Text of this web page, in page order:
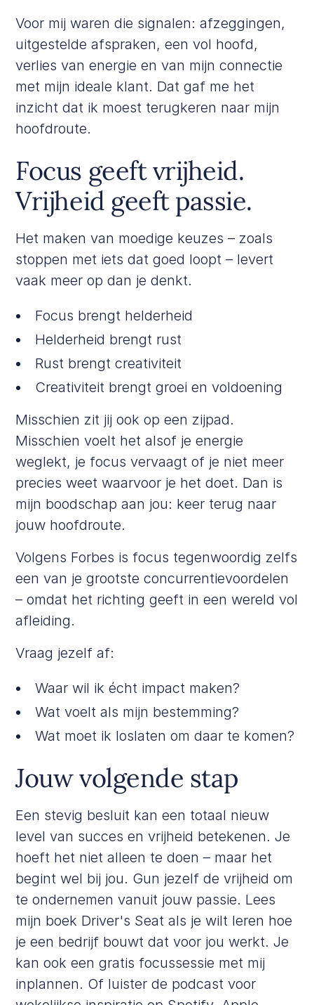
Voor mij waren die signalen: afzeggingen,
uitgestelde afspraken, een vol hoofd,
verlies van energie en van mijn connectie
met mijn ideale klant. Dat gaf me het
inzicht dat ik moest terugkeren naar mijn
hoofdroute.
Focus geeft vrijheid.
Vrijheid geeft passie.
Het maken van moedige keuzes – zoals
stoppen met iets dat goed loopt – levert
vaak meer op dan je denkt.
Focus brengt helderheid
Helderheid brengt rust
Rust brengt creativiteit
Creativiteit brengt groei en voldoening
Misschien zit jij ook op een zijpad.
Misschien voelt het alsof je energie
weglekt, je focus vervaagt of je niet meer
precies weet waarvoor je het doet. Dan is
mijn boodschap aan jou: keer terug naar
jouw hoofdroute.
Volgens Forbes is focus tegenwoordig zelfs
een van je grootste concurrentievoordelen
– omdat het richting geeft in een wereld vol
afleiding.
Vraag jezelf af:
Waar wil ik écht impact maken?
Wat voelt als mijn bestemming?
Wat moet ik loslaten om daar te komen?
Jouw volgende stap
Een stevig besluit kan een totaal nieuw
level van succes en vrijheid betekenen. Je
hoeft het niet alleen te doen – maar het
begint wel bij jou. Gun jezelf de vrijheid om
te ondernemen vanuit jouw passie. Lees
mijn boek Driver's Seat als je wilt leren hoe
je een bedrijf bouwt dat voor jou werkt. Je
kan ook eengratis focussessie met mij
inplannen. Of luister de podcast voor